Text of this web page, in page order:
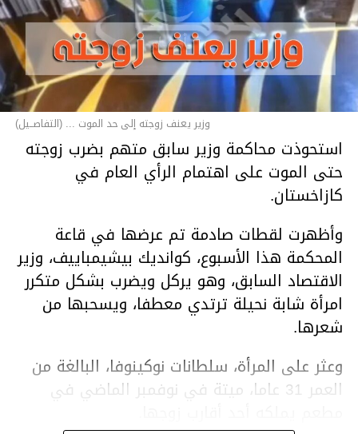
وزير يعنف زوجته إلى حد الموت ... (التفاصــيل)
استحوذت محاكمة وزير سابق متهم بضرب زوجته
حتى الموت على اهتمام الرأي العام في
كازاخستان.
وأظهرت لقطات صادمة تم عرضها في قاعة
المحكمة هذا الأسبوع، كوانديك بيشيمباييف، وزير
الاقتصاد السابق، وهو يركل ويضرب بشكل متكرر
امرأة شابة نحيلة ترتدي معطفا، ويسحبها من
شعرها.
وعثر على المرأة، سلطانات نوكينوفا، البالغة من
العمر 31 عاما، ميتة في نوفمبر الماضي في